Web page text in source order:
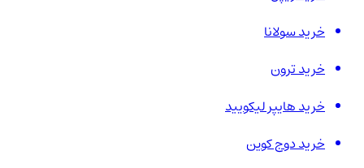
خرید سولانا
خرید ترون
خرید هایپر لیکویید
خرید دوج کوین